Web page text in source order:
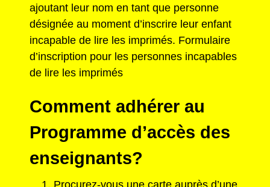
ajoutant leur nom en tant que personne
désignée au moment d’inscrire leur enfant
incapable de lire les imprimés. Formulaire
d’inscription pour les personnes incapables
de lire les imprimés
Comment adhérer au
Programme d’accès des
enseignants?